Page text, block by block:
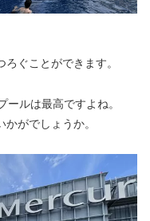
ぐことができます。
ルは最高ですよね。
がでしょうか。